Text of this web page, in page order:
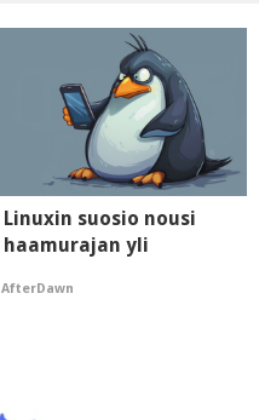
Linuxin suosio nousi
haamurajan yli
AfterDawn